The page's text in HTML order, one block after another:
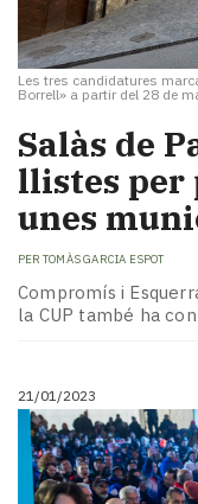
Les tres candidatures
Borrell» a partir del 28 de
Salàs de
llistes per
unes
PER TOMÀS GARCIA ESPOT
Compromís i
la CUP també ha
21/01/2023